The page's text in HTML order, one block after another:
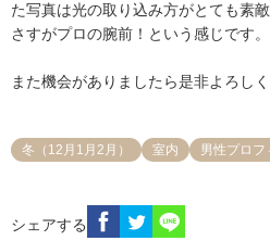
た写真は光の取り込み方がとても素敵
さすがプロの腕前！という感じです。
また機会がありましたら是非よろし
冬（12月1月2月） 室内 男性プロフ
シェアする